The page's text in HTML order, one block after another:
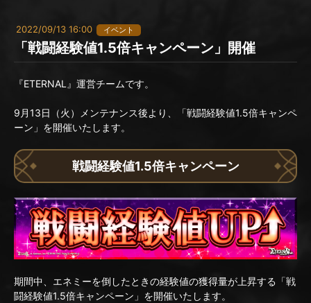
2022/09/13 16:00 イベント
「戦闘経験値1.5倍キャンペーン」開催
『ETERNAL』運営チームです。
9月13日（火）メンテナンス後より、「戦闘経験値1.5倍キャンペ
ーン」を開催いたします。
戦闘経験値1.5倍キャンペーン
期間中、エネミーを倒したときの経験値の獲得量が上昇する「戦
闘経験値1.5倍キャンペーン」を開催いたします。